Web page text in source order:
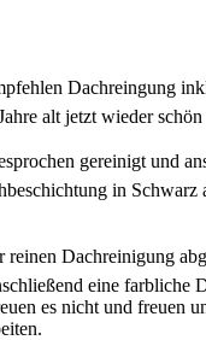
Dachreingung
alt jetzt wieder schön
gereinigt und
in Schwarz
reinen Dachreinigung
eine farbliche
es nicht und freuen